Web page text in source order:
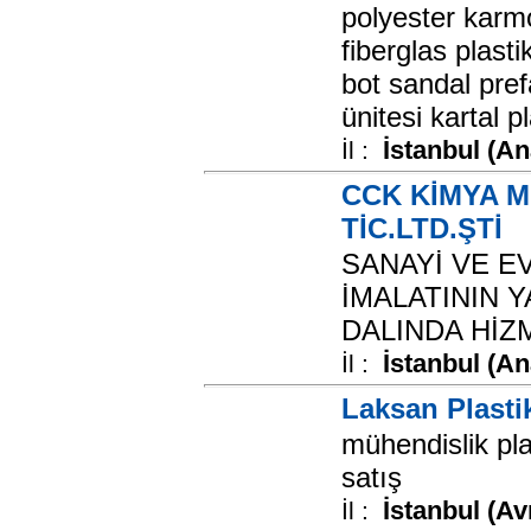
polyester
fiberglas
bot sandal
ünitesi kartal
İl : İstanbul
CCK KİMYA
TİC.LTD.ŞTİ
SANAYİ VE
İMALATININ
DALINDA
İl : İstanbul
Laksan
mühendislik
satış
İl : İstanbul